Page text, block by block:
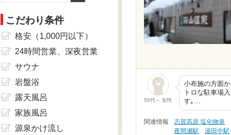
50代～ 女性
小布施の方面
トロな駐車場
す｡…
関連情報 志賀高原 塩化物泉
夜間瀬駅
湯田中駅
こだわり条件
格安（1,000円以下）
24時間営業、深夜営業
サウナ
岩盤浴
露天風呂
家族風呂
源泉かけ流し